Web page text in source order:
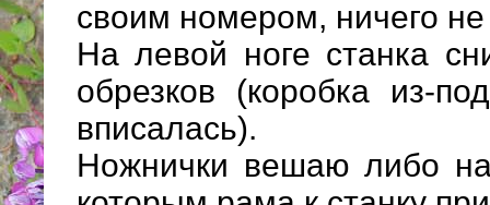
своим номером, ничего не
На левой ноге станка
обрезков (коробка из-
вписалась).
Ножнички вешаю либо